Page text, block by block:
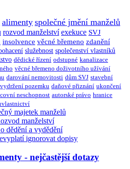
alimenty společné jmění manželů
rozvod manželství exekuce SVJ
insolvence věcné břemeno zdanění
služebnost společenství vlastníků
dědické řízení odstupné kanalizace
věcné břemeno doživotního užívání
darování nemovitosti dům SVJ stavební
vydržení pozemku daňové přiznání ukončení
neschopnost autorské právo hranice